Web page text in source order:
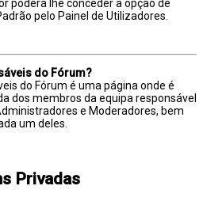
poderá lhe conceder a opção de
pelo Painel de Utilizadores.
do Fórum?
do Fórum é uma página onde é
dos membros da equipa responsável
e Moderadores, bem
um deles.
Privadas